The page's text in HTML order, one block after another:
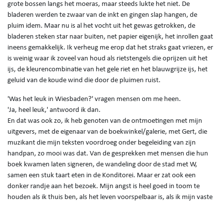
grote bossen langs het moeras, maar steeds lukte het niet. De
bladeren werden te zwaar van de inkt en gingen slap hangen, de
pluim idem. Maar nu is al het vocht uit het gewas getrokken, de
bladeren steken star naar buiten, net papier eigenijk, het inrollen gaat
ineens gemakkelijk. Ik verheug me erop dat het straks gaat vriezen, er
is weinig waar ik zoveel van houd als rietstengels die oprijzen uit het
ijs, de kleurencombinatie van het gele riet en het blauwgrijze ijs, het
geluid van de koude wind die door de pluimen ruist.
'Was het leuk in Wiesbaden?' vragen mensen om me heen.
'Ja, heel leuk,' antwoord ik dan.
En dat was ook zo, ik heb genoten van de ontmoetingen met mijn
uitgevers, met de eigenaar van de boekwinkel/galerie, met Gert, die
muzikant die mijn teksten voordroeg onder begeleiding van zijn
handpan, zo mooi was dat. Van de gesprekken met mensen die hun
boek kwamen laten signeren, de wandeling door de stad met W,
samen een stuk taart eten in de Konditorei. Maar er zat ook een
donker randje aan het bezoek. Mijn angst is heel goed in toom te
houden als ik thuis ben, als het leven voorspelbaar is, als ik mijn vaste